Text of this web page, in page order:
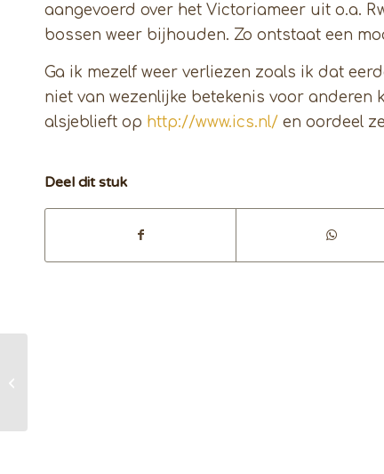
aangevoerd over het Victoriameer uit o.a.
bossen weer bijhouden. Zo ontstaat een
Ga ik mezelf weer verliezen zoals ik dat
niet van wezenlijke betekenis voor anderen
alsjeblieft op http://www.ics.nl/ en oordeel
Deel dit stuk